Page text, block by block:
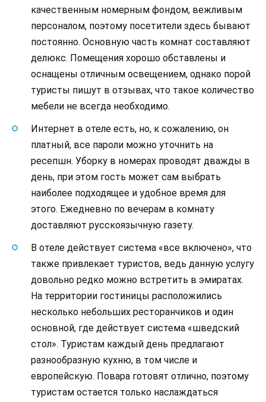
качественным номерным фондом, вежливым
персоналом, поэтому посетители здесь бывают
постоянно. Основную часть комнат составляют
делюкс. Помещения хорошо обставлены и
оснащены отличным освещением, однако порой
туристы пишут в отзывах, что такое количество
мебели не всегда необходимо.
Интернет в отеле есть, но, к сожалению, он
платный, все пароли можно уточнить на
ресепшн. Уборку в номерах проводят дважды в
день, при этом гость может сам выбрать
наиболее подходящее и удобное время для
этого. Ежедневно по вечерам в комнату
доставляют русскоязычную газету.
В отеле действует система «все включено», что
также привлекает туристов, ведь данную услугу
довольно редко можно встретить в эмиратах.
На территории гостиницы расположились
несколько небольших ресторанчиков и один
основной, где действует система «шведский
стол». Туристам каждый день предлагают
разнообразную кухню, в том числе и
европейскую. Повара готовят отлично, поэтому
туристам остается только наслаждаться